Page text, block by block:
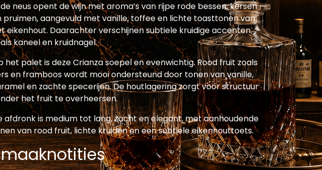
neus opent de wijn met aroma’s van rijpe rode bessen, kersen
pruimen, aangevuld met vanille, toffee en lichte toasttonen van
eikenhout. Daarachter verschijnen subtiele kruidige accenten
kaneel en kruidnagel.
het palet is deze Crianza soepel en evenwichtig. Rood fruit zoals
en framboos wordt mooi ondersteund door tonen van vanille,
en zachte specerijen. De houtlagering zorgt voor structuur
het fruit te overheersen.
afdronk is medium tot lang, zacht en elegant, met aanhoudende
van rood fruit, lichte kruiden en een subtiele eikenhouttoets.